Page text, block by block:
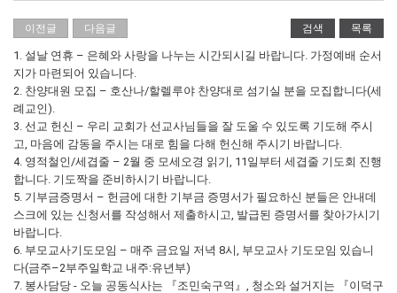
이전글 다음글 검색 목록
1. 설날 연휴 – 은혜와 사랑을 나누는 시간되시길 바랍니다. 가정예배 순서
지가 마련되어 있습니다.
2. 찬양대원 모집 – 호산나/할렐루야 찬양대로 섬기실 분을 모집합니다(세
례교인).
3. 선교 헌신 – 우리 교회가 선교사님들을 잘 도울 수 있도록 기도해 주시
고, 마음에 감동을 주시는 대로 힘을 다해 헌신해 주시기 바랍니다.
4. 영적철인/세겹줄 – 2월 중 모세오경 읽기, 11일부터 세겹줄 기도회 진행
합니다. 기도짝을 준비하시기 바랍니다.
5. 기부금증명서 – 헌금에 대한 기부금 증명서가 필요하신 분들은 안내데
스크에 있는 신청서를 작성해서 제출하시고, 발급된 증명서를 찾아가시기
바랍니다.
6. 부모교사기도모임 – 매주 금요일 저녁 8시, 부모교사 기도모임 있습니
다(금주–2부주일학교 내주:유년부)
7. 봉사담당 - 오늘 공동식사는 『조민숙구역』, 청소와 설거지는 『이덕구